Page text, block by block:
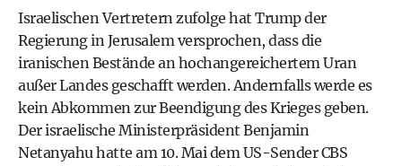
Israelischen Vertretern zufolge hat Trump der
Regierung in Jerusalem versprochen, dass die
iranischen Bestände an hochangereichertem Uran
außer Landes geschafft werden. Andernfalls werde es
kein Abkommen zur Beendigung des Krieges geben.
Der israelische Ministerpräsident Benjamin
Netanyahu hatte am 10. Mai dem US-Sender CBS